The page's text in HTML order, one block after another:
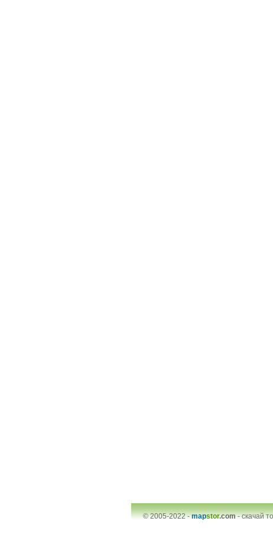
© 2005-2022 -mapstor.com-скачай